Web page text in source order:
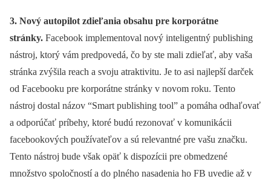
3. Nový autopilot zdieľania obsahu pre korporátne
stránky. Facebook implementoval nový inteligentný publishing
nástroj, ktorý vám predpovedá, čo by ste mali zdieľať, aby vaša
stránka zvýšila reach a svoju atraktivitu. Je to asi najlepší darček
od Facebooku pre korporátne stránky v novom roku. Tento
nástroj dostal názov “Smart publishing tool” a pomáha odhaľovať
a odporúčať príbehy, ktoré budú rezonovať v komunikácii
facebookových používateľov a sú relevantné pre vašu značku.
Tento nástroj bude však opäť k dispozícii pre obmedzené
množstvo spoločností a do plného nasadenia ho FB uvedie až v